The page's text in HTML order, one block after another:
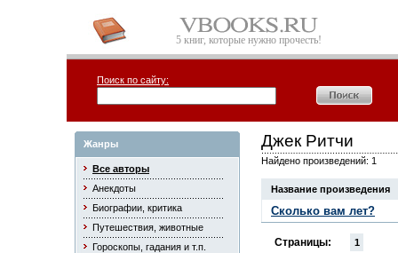
5 книг, которые нужно прочесть!
Поиск по сайту:
Жанры
Все авторы
Анекдоты
Биографии, критика
Путешествия, животные
Гороскопы, гадания и т.п.
Джек Ритчи
Найдено произведений: 1
Название произведения
Сколько вам лет?
Страницы: 1